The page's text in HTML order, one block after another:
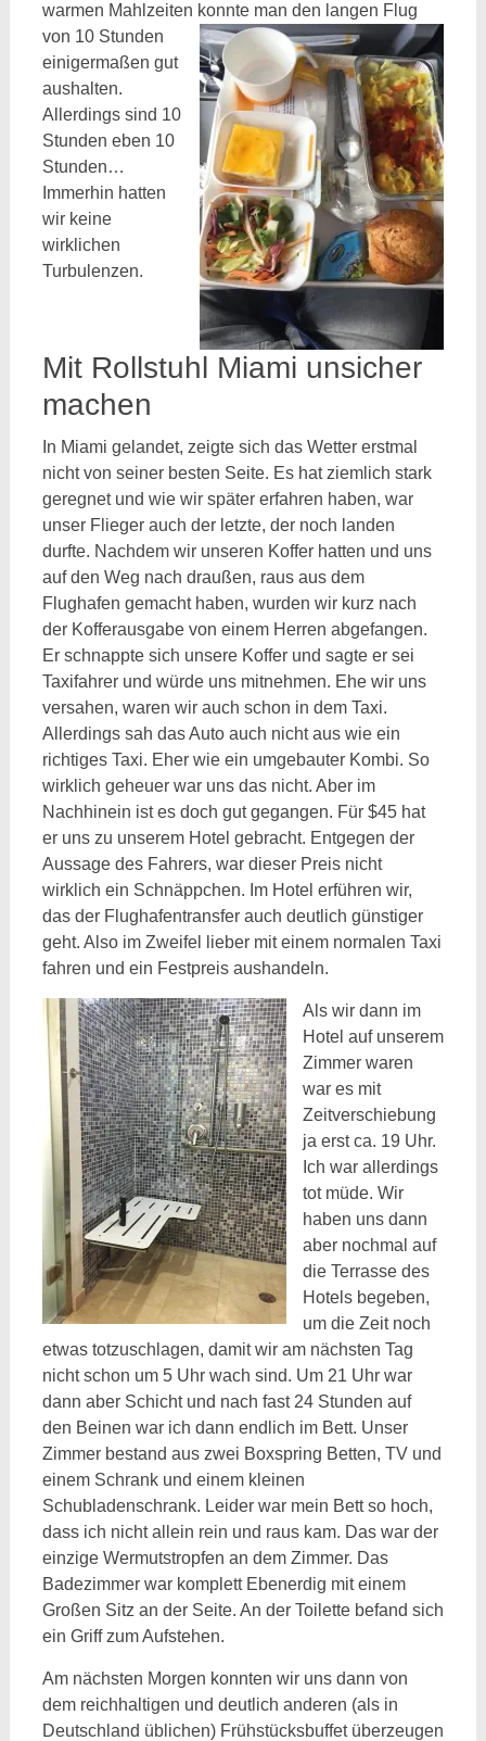
warmen Mahlzeiten konnte man den langen Flug
von 10 Stunden
einigermaßen gut
aushalten.
Allerdings sind 10
Stunden eben 10
Stunden…
Immerhin hatten
wir keine
wirklichen
Turbulenzen.
Mit Rollstuhl Miami unsicher
machen
In Miami gelandet, zeigte sich das Wetter erstmal
nicht von seiner besten Seite. Es hat ziemlich stark
geregnet und wie wir später erfahren haben, war
unser Flieger auch der letzte, der noch landen
durfte. Nachdem wir unseren Koffer hatten und uns
auf den Weg nach draußen, raus aus dem
Flughafen gemacht haben, wurden wir kurz nach
der Kofferausgabe von einem Herren abgefangen.
Er schnappte sich unsere Koffer und sagte er sei
Taxifahrer und würde uns mitnehmen. Ehe wir uns
versahen, waren wir auch schon in dem Taxi.
Allerdings sah das Auto auch nicht aus wie ein
richtiges Taxi. Eher wie ein umgebauter Kombi. So
wirklich geheuer war uns das nicht. Aber im
Nachhinein ist es doch gut gegangen. Für $45 hat
er uns zu unserem Hotel gebracht. Entgegen der
Aussage des Fahrers, war dieser Preis nicht
wirklich ein Schnäppchen. Im Hotel erführen wir,
das der Flughafentransfer auch deutlich günstiger
geht. Also im Zweifel lieber mit einem normalen Taxi
fahren und ein Festpreis aushandeln.
Als wir dann im
Hotel auf unserem
Zimmer waren
war es mit
Zeitverschiebung
ja erst ca. 19 Uhr.
Ich war allerdings
tot müde. Wir
haben uns dann
aber nochmal auf
die Terrasse des
Hotels begeben,
um die Zeit noch
etwas totzuschlagen, damit wir am nächsten Tag
nicht schon um 5 Uhr wach sind. Um 21 Uhr war
dann aber Schicht und nach fast 24 Stunden auf
den Beinen war ich dann endlich im Bett. Unser
Zimmer bestand aus zwei Boxspring Betten, TV und
einem Schrank und einem kleinen
Schubladenschrank. Leider war mein Bett so hoch,
dass ich nicht allein rein und raus kam. Das war der
einzige Wermutstropfen an dem Zimmer. Das
Badezimmer war komplett Ebenerdig mit einem
Großen Sitz an der Seite. An der Toilette befand sich
ein Griff zum Aufstehen.
Am nächsten Morgen konnten wir uns dann von
dem reichhaltigen und deutlich anderen (als in
Deutschland üblichen) Frühstücksbuffet überzeugen